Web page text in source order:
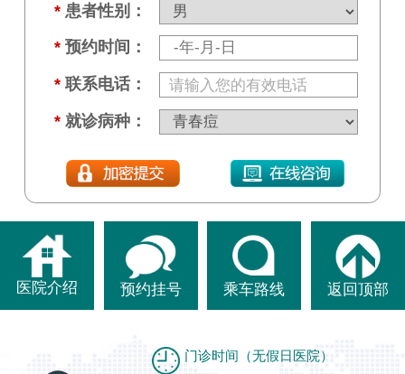
* 患者性别：
* 预约时间：
* 联系电话：
* 就诊病种：
医院介绍 预约挂号 乘车路线 返回顶部
门诊时间（无假日医院）